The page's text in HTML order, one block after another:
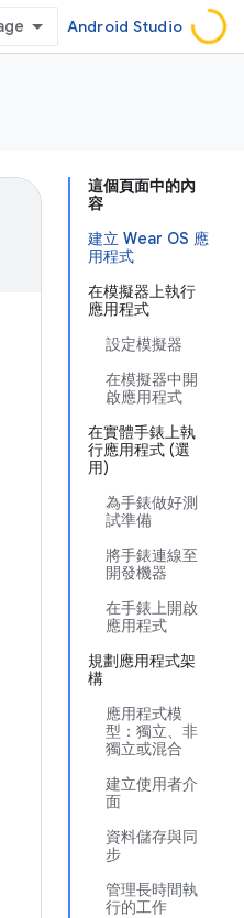
Android Studio
這個頁面中的內
容
建立 Wear OS 應
用程式
在模擬器上執行
應用程式
設定模擬器
在模擬器中開
啟應用程式
在實體手錶上執
行應用程式 (選
用)
為手錶做好測
試準備
將手錶連線至
開發機器
在手錶上開啟
應用程式
規劃應用程式架
構
應用程式模
型：獨立、非
獨立或混合
建立使用者介
面
資料儲存與同
步
管理長時間執
行的工作